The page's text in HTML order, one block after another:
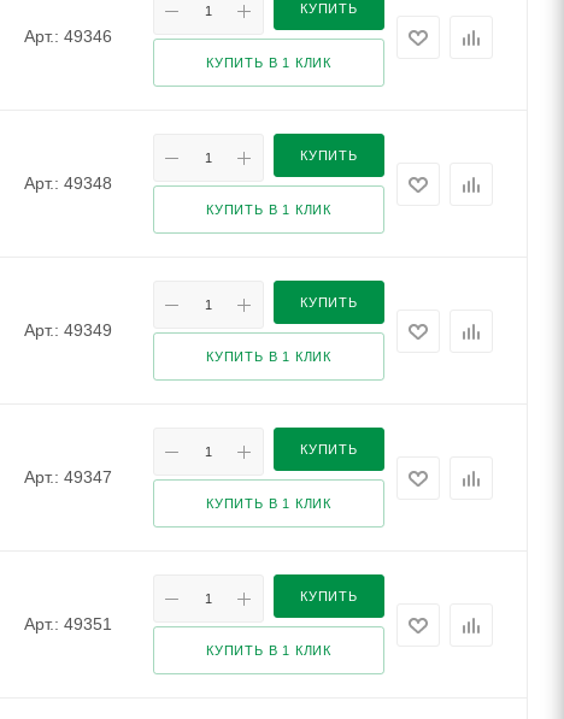
Арт.: 49346
КУПИТЬ
КУПИТЬ В 1 КЛИК
Арт.: 49348
КУПИТЬ
КУПИТЬ В 1 КЛИК
Арт.: 49349
КУПИТЬ
КУПИТЬ В 1 КЛИК
Арт.: 49347
КУПИТЬ
КУПИТЬ В 1 КЛИК
Арт.: 49351
КУПИТЬ
КУПИТЬ В 1 КЛИК